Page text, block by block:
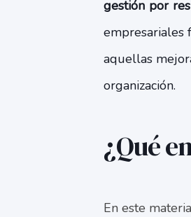
gestión por
empresariales
aquellas
organización.
¿Qué
En este